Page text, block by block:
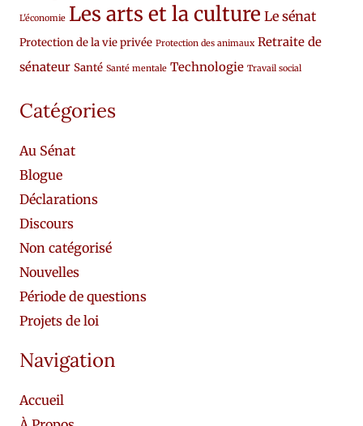
L'économie Les arts et la culture Le sénat
Protection de la vie privée Protection des animaux Retraite de
sénateur Santé Santé mentale Technologie Travail social
Catégories
Au Sénat
Blogue
Déclarations
Discours
Non catégorisé
Nouvelles
Période de questions
Projets de loi
Navigation
Accueil